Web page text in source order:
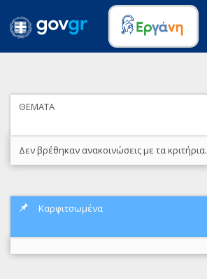
ΘΕΜΑΤΑ
Δεν βρέθηκαν ανακοινώσεις με τα κριτήρια.
Καρφιτσωμένα